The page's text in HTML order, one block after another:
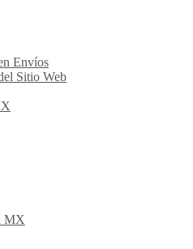
Envíos
Sitio Web
MX